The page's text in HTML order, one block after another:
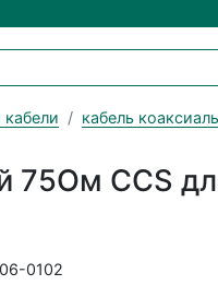
кабель
75Ом CCS
0102